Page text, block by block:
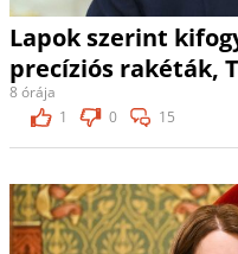
Lapok szerint
precíziós rakéták,
8 órája
1
0 15